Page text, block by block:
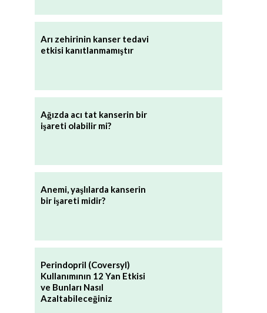
Arı zehirinin kanser tedavi
etkisi kanıtlanmamıştır
Ağızda acı tat kanserin bir
işareti olabilir mi?
Anemi, yaşlılarda kanserin
bir işareti midir?
Perindopril (Coversyl)
Kullanımının 12 Yan Etkisi
ve Bunları Nasıl
Azaltabileceğiniz